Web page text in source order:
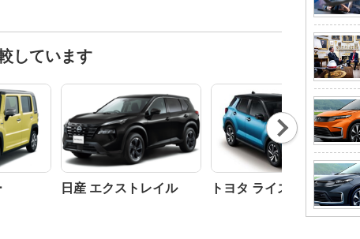
しています
日産 エクストレイル トヨタ ライズ
Nex
t